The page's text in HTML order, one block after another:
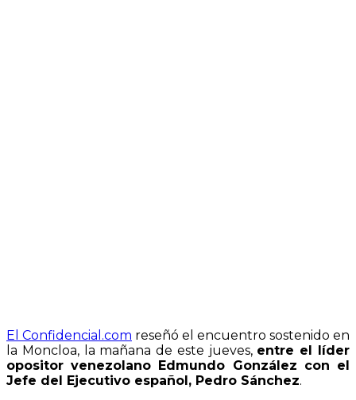
El Confidencial.com reseñó el encuentro sostenido en
la Moncloa, la mañana de este jueves, entre el líder
opositor venezolano Edmundo González con el
Jefe del Ejecutivo español, Pedro Sánchez.